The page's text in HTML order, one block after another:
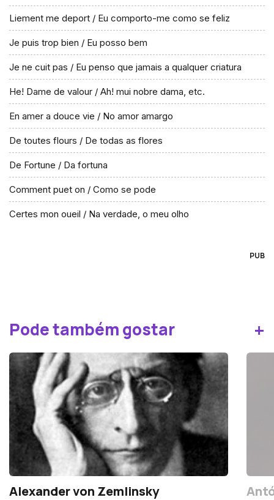
Liement me deport / Eu comporto-me como se feliz
Je puis trop bien / Eu posso bem
Je ne cuit pas / Eu penso que jamais a qualquer criatura
He! Dame de valour / Ah! mui nobre dama, etc.
En amer a douce vie / No amor amargo
De toutes flours / De todas as flores
De Fortune / Da fortuna
Comment puet on / Como se pode
Certes mon oueil / Na verdade, o meu olho
PUB
Pode também gostar +
Alexander von Zemlinsky